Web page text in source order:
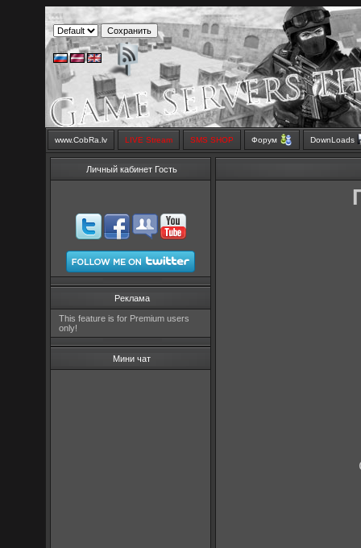
www.CobRa.lv LIVE Stream SMS SHOP Форум DownLoads
Личный кабинет Гость
Реклама
This feature is for Premium users
only!
Мини чат